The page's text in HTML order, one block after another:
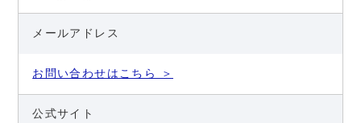
メールアドレス
お問い合わせはこちら ＞
公式サイト